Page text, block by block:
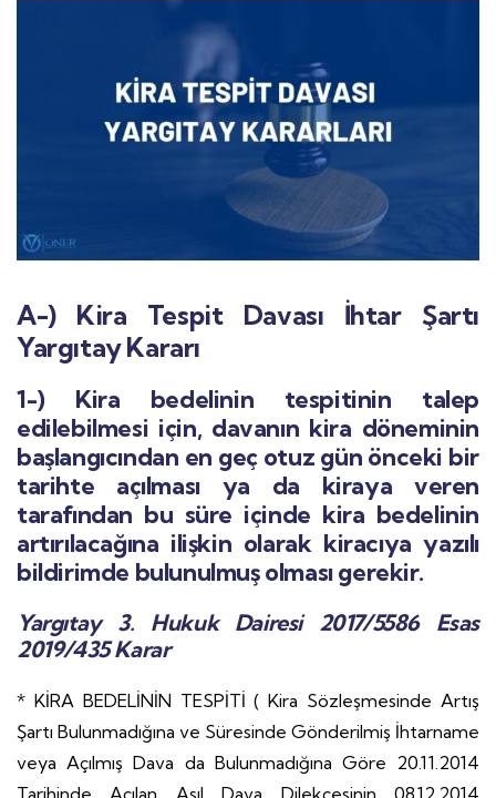
A-) Kira Tespit Davası İhtar Şartı
Yargıtay Kararı
1-) Kira bedelinin tespitinin talep
edilebilmesi için, davanın kira döneminin
başlangıcından en geç otuz gün önceki bir
tarihte açılması ya da kiraya veren
tarafından bu süre içinde kira bedelinin
artırılacağına ilişkin olarak kiracıya yazılı
bildirimde bulunulmuş olması gerekir.
Yargıtay 3. Hukuk Dairesi 2017/5586 Esas
2019/435 Karar
* KİRA BEDELİNİN TESPİTİ ( Kira Sözleşmesinde Artış
Şartı Bulunmadığına ve Süresinde Gönderilmiş İhtarname
veya Açılmış Dava da Bulunmadığına Göre 20.11.2014